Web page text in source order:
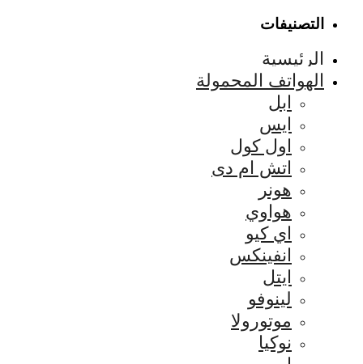
التصنيفات
الرئيسية
الهواتف المحمولة
ابل
ايس
اول كول
اتش ام دى
هونر
هواوي
اي كيو
انفينكس
ايتل
لينوفو
موتورولا
نوكيا